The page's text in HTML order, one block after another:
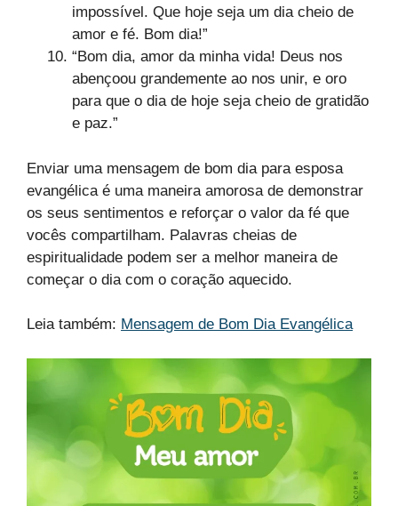
impossível. Que hoje seja um dia cheio de
amor e fé. Bom dia!”
“Bom dia, amor da minha vida! Deus nos
abençoou grandemente ao nos unir, e oro
para que o dia de hoje seja cheio de gratidão
e paz.”
Enviar uma mensagem de bom dia para esposa
evangélica é uma maneira amorosa de demonstrar
os seus sentimentos e reforçar o valor da fé que
vocês compartilham. Palavras cheias de
espiritualidade podem ser a melhor maneira de
começar o dia com o coração aquecido.
Leia também: Mensagem de Bom Dia Evangélica​